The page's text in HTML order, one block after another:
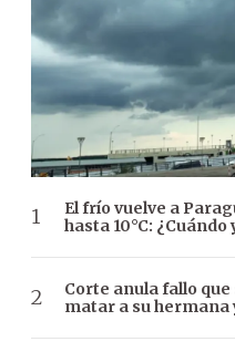
El frío vuelve a
hasta 10°C:
Corte anula fallo que
matar a su